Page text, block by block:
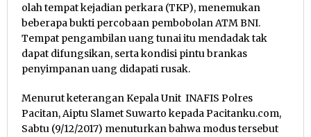
olah tempat kejadian perkara (TKP), menemukan
beberapa bukti percobaan pembobolan ATM BNI.
Tempat pengambilan uang tunai itu mendadak tak
dapat difungsikan, serta kondisi pintu brankas
penyimpanan uang didapati rusak.
Menurut keterangan Kepala Unit INAFIS Polres
Pacitan, Aiptu Slamet Suwarto kepada Pacitanku.com,
Sabtu (9/12/2017) menuturkan bahwa modus tersebut